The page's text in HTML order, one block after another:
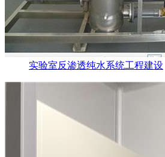
实验室反渗透纯水系统工程建设